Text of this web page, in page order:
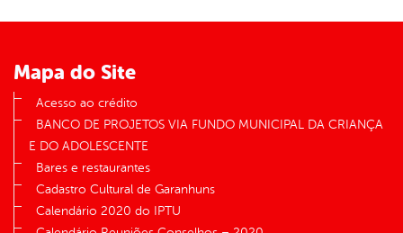
Mapa do Site
Acesso ao crédito
BANCO DE PROJETOS VIA FUNDO MUNICIPAL DA CRIANÇA
E DO ADOLESCENTE
Bares e restaurantes
Cadastro Cultural de Garanhuns
Calendário 2020 do IPTU